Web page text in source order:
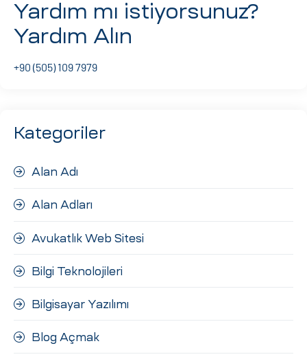
Yardım mı istiyorsunuz?
Yardım Alın
+90 (505) 109 7979
Kategoriler
Alan Adı
Alan Adları
Avukatlık Web Sitesi
Bilgi Teknolojileri
Bilgisayar Yazılımı
Blog Açmak